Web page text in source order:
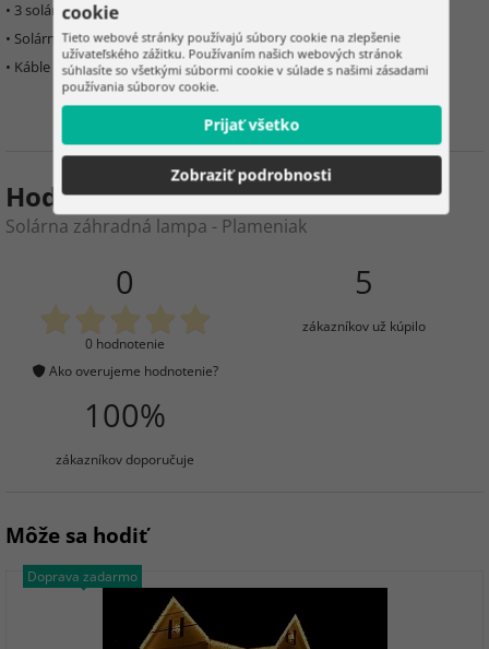
• 3 solárne plameniaky
• Solárny panel
• Káble na prepojenie
Hodnotenie produktu
Solárna záhradná lampa - Plameniak
0
0 hodnotenie
Ako overujeme hodnotenie?
5
zákazníkov už kúpilo
100%
zákazníkov doporučuje
Môže sa hodiť
Doprava zadarmo
cookie
Tieto webové stránky používajú súbory cookie na zlepšenie
užívateľského zážitku. Používaním našich webových stránok
súhlasíte so všetkými súbormi cookie v súlade s našimi zásadami
používania súborov cookie.
Prijať všetko
Zobraziť podrobnosti